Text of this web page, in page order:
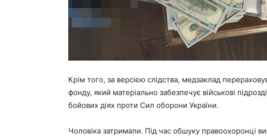
Крім того, за версією слідства, медзаклад
фонду, який матеріально забезпечує військові
бойових діях проти Сил оборони України.
Чоловіка затримали. Під час обшуку правоохоронці